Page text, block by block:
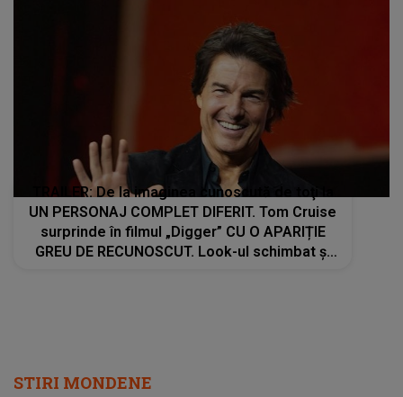
TRAILER: De la imaginea cunoscută de toţi la
UN PERSONAJ COMPLET DIFERIT. Tom Cruise
surprinde în filmul „Digger” CU O APARIȚIE
GREU DE RECUNOSCUT. Look-ul schimbat şi
STIRI MONDENE